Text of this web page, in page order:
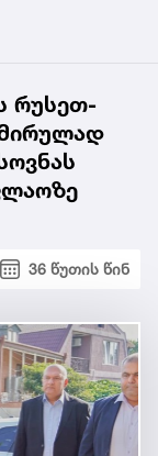
რუსეთ-
36 წუთის წინ